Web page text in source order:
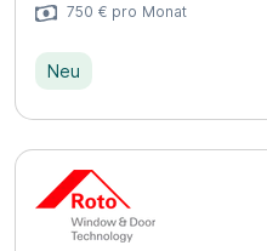
750 € pro Monat
Neu